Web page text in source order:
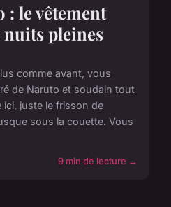
: le vêtement
nuits pleines
comme avant, vous
de Naruto et soudain tout
juste le frisson de
sous la couette. Vous
9 min de lecture →